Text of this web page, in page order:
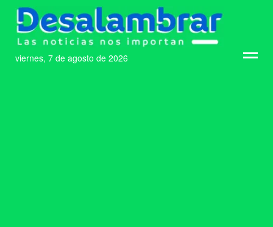
viernes, 7 de agosto de 2026